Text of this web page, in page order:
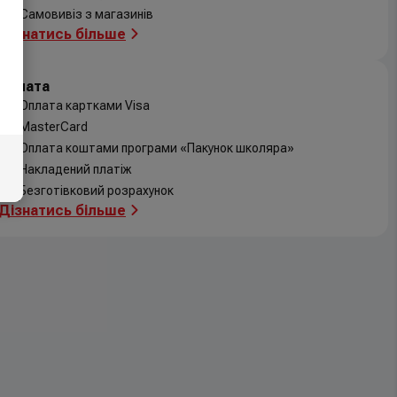
Самовивіз з магазинів
Дізнатись більше
Оплата
Оплата картками Visa
MasterCard
Оплата коштами програми «Пакунок школяра»
Накладений платіж
Безготівковий розрахунок
Дізнатись більше